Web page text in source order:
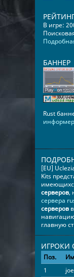
В игре:
БАННЕР
Rust
информер
[EU]
Kits
серверов,
сервера
серверов
главную
ИГРОКИ
Поз.
1